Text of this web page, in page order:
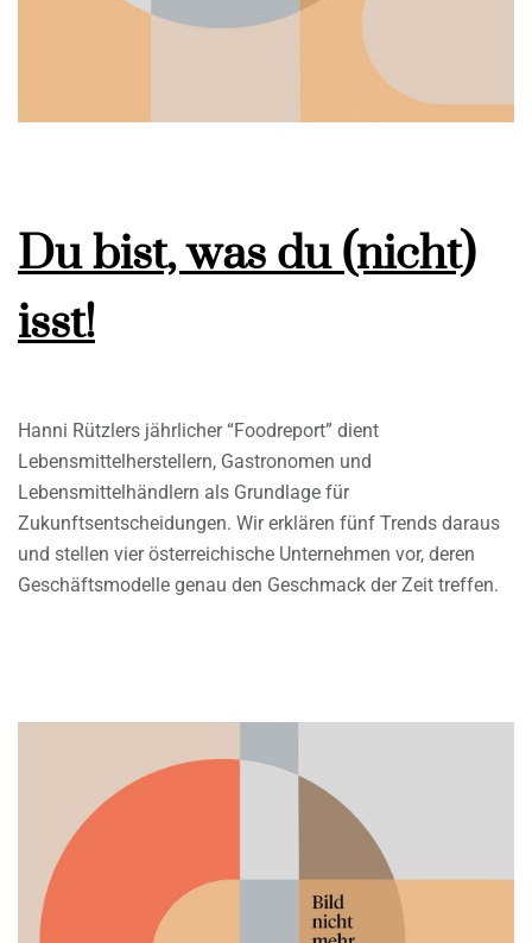
Du bist, was du (nicht)
isst!
Hanni Rützlers jährlicher “Foodreport” dient
Lebensmittelherstellern, Gastronomen und
Lebensmittelhändlern als Grundlage für
Zukunftsentscheidungen. Wir erklären fünf Trends daraus
und stellen vier österreichische Unternehmen vor, deren
Geschäftsmodelle genau den Geschmack der Zeit treffen.